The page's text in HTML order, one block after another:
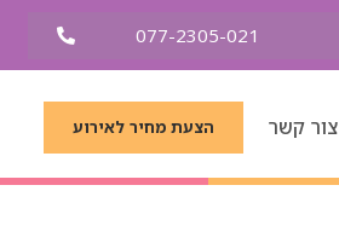
077-2305-021
צור קשר הצעת מחיר לאירוע